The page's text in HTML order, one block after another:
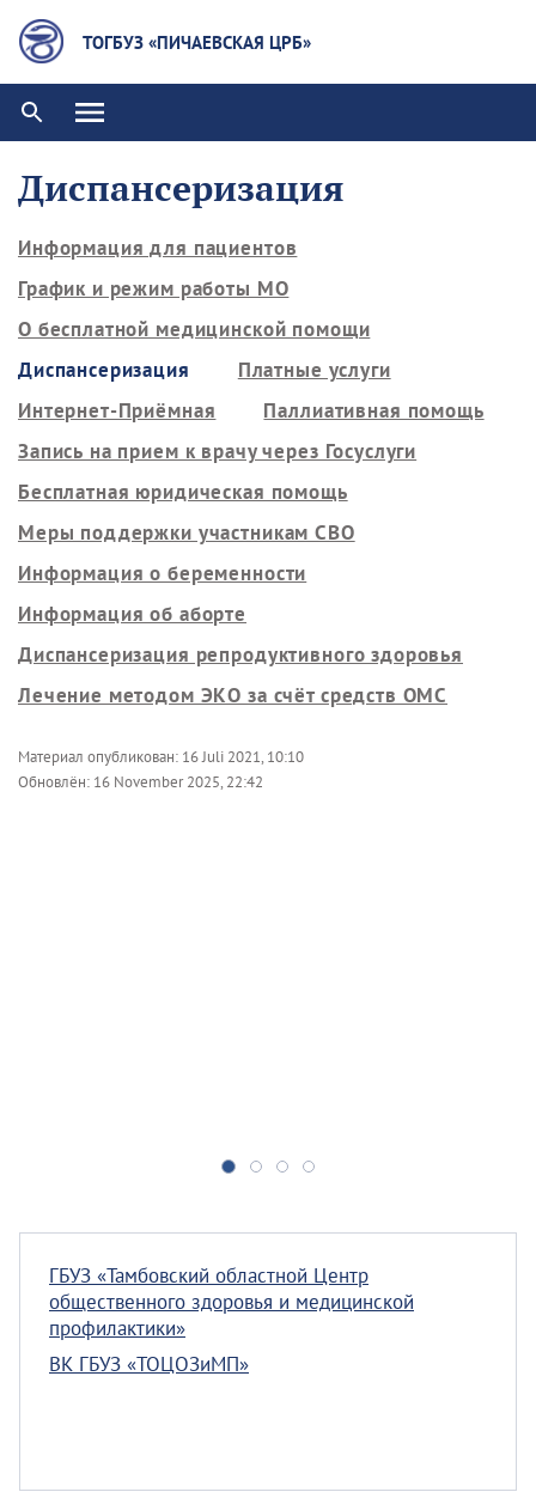
ТОГБУЗ «ПИЧАЕВСКАЯ ЦРБ»
Диспансеризация
Информация для пациентов
График и режим работы МО
О бесплатной медицинской помощи
Диспансеризация
Платные услуги
Интернет-Приёмная
Паллиативная помощь
Запись на прием к врачу через Госуслуги
Бесплатная юридическая помощь
Меры поддержки участникам СВО
Информация о беременности
Информация об аборте
Диспансеризация репродуктивного здоровья
Лечение методом ЭКО за счёт средств ОМС
Материал опубликован: 16 Juli 2021, 10:10
Обновлён: 16 November 2025, 22:42
ГБУЗ «Тамбовский областной Центр
общественного здоровья и медицинской
профилактики»
ВК ГБУЗ «ТОЦОЗиМП»